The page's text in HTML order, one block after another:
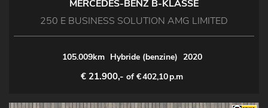
MERCEDES-BENZ B-KLASSE
250 E BUSINESS SOLUTION AMG LIMITED
105.009km Hybride (benzine) 2020
€ 21.900,- of €402,10p.m